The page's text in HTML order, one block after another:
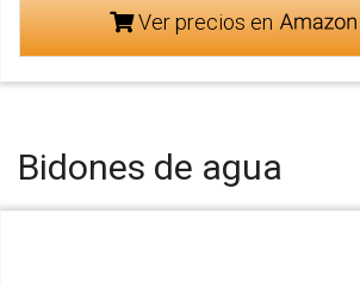
Ver precios en
Bidones de agua